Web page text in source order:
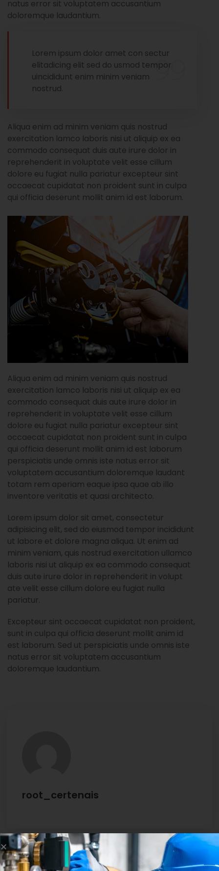
natus error sit voluptatem accusantium
doloremque laudantium.
Lorem ipsum dolor amet con sectur
elitadicing elit sed do usmod tempor
uincididunt enim minim veniam
nostrud.
Aliqua enim ad minim veniam quis nostrud
exercitation lamco laboris nisi ut aliquip ex ea
commodo consequat duis aute irure dolor in
reprehenderit in voluptate velit esse cillum
dolore eu fugiat nulla pariatur excepteur sint
occaecat cupidatat non proident sunt in culpa
qui officia deserunt mollit anim id est laborum.
Aliqua enim ad minim veniam quis nostrud
exercitation lamco laboris nisi ut aliquip ex ea
commodo consequat duis aute irure dolor in
reprehenderit in voluptate velit esse cillum
dolore eu fugiat nulla pariatur excepteur sint
occaecat cupidatat non proident sunt in culpa
qui officia deserunt mollit anim id est laborum
perspiciatis unde omnis iste natus error sit
voluptatem accusantium doloremque laudant
totam rem aperiam eaque ipsa quae ab illo
inventore veritatis et quasi architecto.
Lorem ipsum dolor sit amet, consectetur
adipisicing elit, sed do eiusmod tempor incididunt
ut labore et dolore magna aliqua. Ut enim ad
minim veniam, quis nostrud exercitation ullamco
laboris nisi ut aliquip ex ea commodo consequat
duis aute irure dolor in reprehenderit in volupt
ate velit esse cillum dolore eu fugiat nulla
pariatur.
Excepteur sint occaecat cupidatat non proident,
sunt in culpa qui officia deserunt mollit anim id
est laborum. Sed ut perspiciatis unde omnis iste
natus error sit voluptatem accusantium
doloremque laudantium.
root_certenais
Leave A Comment